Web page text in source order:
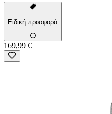
Ειδική προσφορά
169,99 €